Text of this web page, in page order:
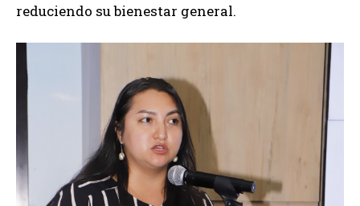
reduciendo su bienestar general.